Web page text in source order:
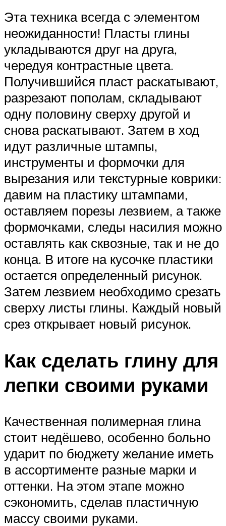
Эта техника всегда с элементом
неожиданности! Пласты глины
укладываются друг на друга,
чередуя контрастные цвета.
Получившийся пласт раскатывают,
разрезают пополам, складывают
одну половину сверху другой и
снова раскатывают. Затем в ход
идут различные штампы,
инструменты и формочки для
вырезания или текстурные коврики:
давим на пластику штампами,
оставляем порезы лезвием, а также
формочками, следы насилия можно
оставлять как сквозные, так и не до
конца. В итоге на кусочке пластики
остается определенный рисунок.
Затем лезвием необходимо срезать
сверху листы глины. Каждый новый
срез открывает новый рисунок.
Как сделать глину для
лепки своими руками
Качественная полимерная глина
стоит недёшево, особенно больно
ударит по бюджету желание иметь
в ассортименте разные марки и
оттенки. На этом этапе можно
сэкономить, сделав пластичную
массу своими руками.